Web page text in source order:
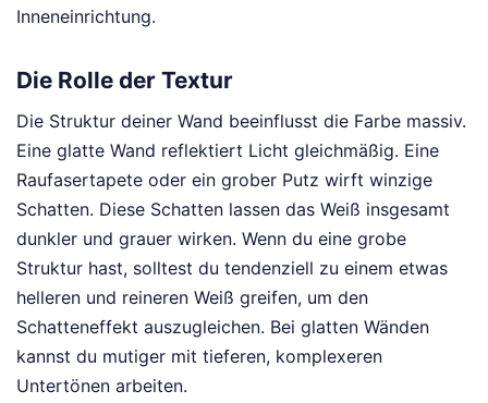
Inneneinrichtung.
Die Rolle der Textur
Die Struktur deiner Wand beeinflusst die Farbe massiv.
Eine glatte Wand reflektiert Licht gleichmäßig. Eine
Raufasertapete oder ein grober Putz wirft winzige
Schatten. Diese Schatten lassen das Weiß insgesamt
dunkler und grauer wirken. Wenn du eine grobe
Struktur hast, solltest du tendenziell zu einem etwas
helleren und reineren Weiß greifen, um den
Schatteneffekt auszugleichen. Bei glatten Wänden
kannst du mutiger mit tieferen, komplexeren
Untertönen arbeiten.